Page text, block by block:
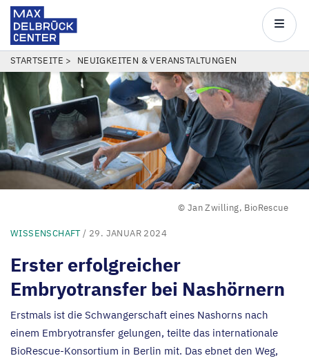
Direkt
zum
Inhalt
Center
Main
PFADNAVIGATION
STARTSEITE NEUIGKEITEN & VERANSTALTUNGEN
© Jan Zwilling, BioRescue
WISSENSCHAFT/ 29. JANUAR 2024
Erster erfolgreicher
Embryotransfer bei Nashörnern
Erstmals ist die Schwangerschaft eines Nashorns nach
einem Embryotransfer gelungen, teilte das internationale
BioRescue-Konsortium in Berlin mit. Das ebnet den Weg,